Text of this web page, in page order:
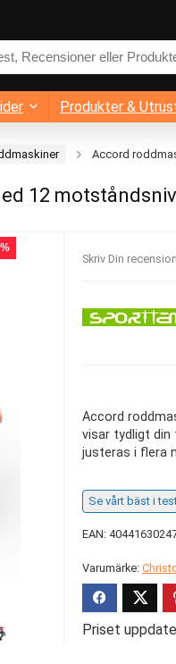
Produkter &
Accord
12
Skriv Din recension
Accord
visar tydligt din
justeras i flera
Se vårt bäst i
EAN:
Varumärke:
Priset